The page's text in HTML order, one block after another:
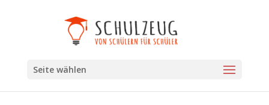
Seite wählen